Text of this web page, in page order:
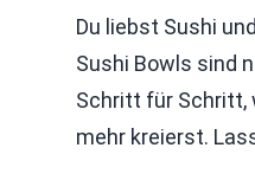
Du liebst Sushi
Sushi Bowls sind
Schritt für Schritt,
mehr kreierst.